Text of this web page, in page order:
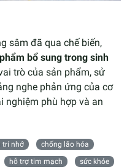
sâm đã qua chế biến,
bổ sung trong sinh
trò của sản phẩm, sử
nghe phản ứng của cơ
nghiệm phù hợp và an
trí nhớ
chống lão hóa
hỗ trợ tim mạch
sức khỏe